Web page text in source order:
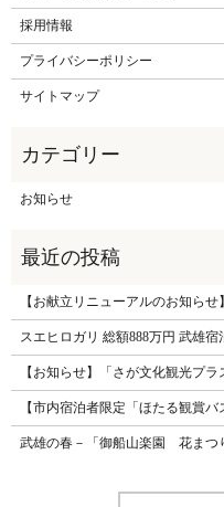
採用情報
プライバシーポリシー
サイトマップ
お知らせ
【お献立リニューアルのお知らせ】
スエヒロガリ 総額888万円 武雄宿
【お知らせ】「さが文化観光プ
【市内宿泊者限定「ほたる観賞バ
武雄の春－「御船山楽園 花まつ